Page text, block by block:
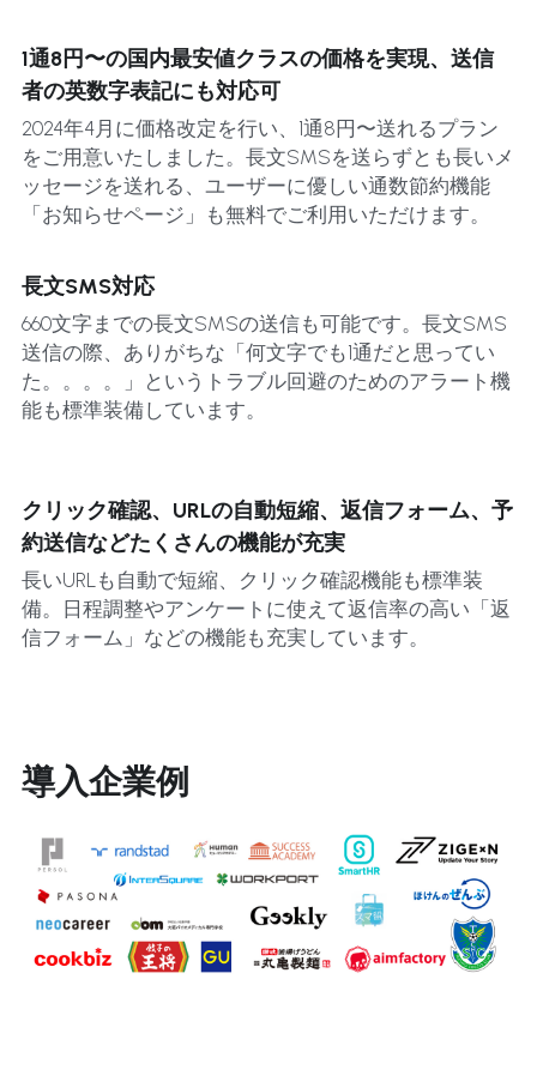
1通8円〜の国内最安値クラスの価格を実現、送信
者の英数字表記にも対応可
2024年4月に価格改定を行い、1通8円〜送れるプラン
をご用意いたしました。長文SMSを送らずとも長いメ
ッセージを送れる、ユーザーに優しい通数節約機能
「お知らせページ」も無料でご利用いただけます。
長文SMS対応
660文字までの長文SMSの送信も可能です。長文SMS
送信の際、ありがちな「何文字でも1通だと思ってい
た。。。。」というトラブル回避のためのアラート機
能も標準装備しています。
クリック確認、URLの自動短縮、返信フォーム、予
約送信などたくさんの機能が充実
長いURLも自動で短縮、クリック確認機能も標準装
備。日程調整やアンケートに使えて返信率の高い「返
信フォーム」などの機能も充実しています。
導入企業例